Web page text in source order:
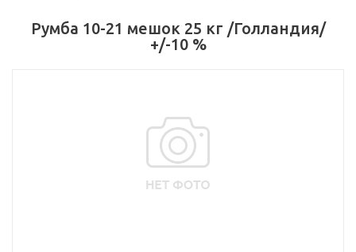
Румба 10-21 мешок 25 кг /Голландия/
+/-10 %